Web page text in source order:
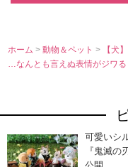
ホーム >動物＆ペット>
【犬
…なんとも言えぬ表情がジワ
可愛いシ
『鬼滅